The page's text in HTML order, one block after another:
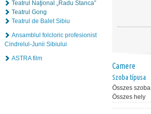
Teatrul Naţional „Radu Stanca”
Teatrul Gong
Teatrul de Balet Sibiu
Ansamblul folcloric profesionist
Cindrelul-Junii Sibiului
ASTRA film
Camere
Szoba típusa
Összes szoba
Összes hely